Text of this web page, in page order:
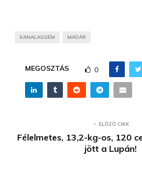
KANALASGÉM MADÁR
MEGOSZTÁS 0
ELŐZŐ CIKK
Félelmetes, 13,2-kg-os, 120
jött a Lupán!